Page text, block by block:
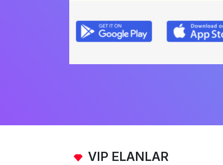
VIP ELANLAR